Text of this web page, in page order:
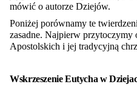
mówić o autorze Dziejów.
Poniżej porównamy te
zasadne. Najpierw
Apostolskich i jej tradycyjną
Wskrzeszenie Eutycha w